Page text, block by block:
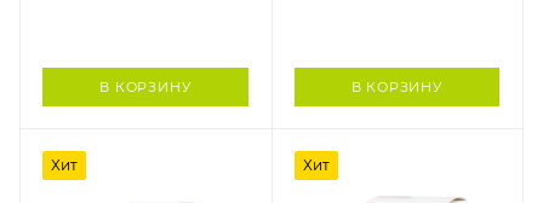
В КОРЗИНУ В КОРЗИНУ
Хит Хит